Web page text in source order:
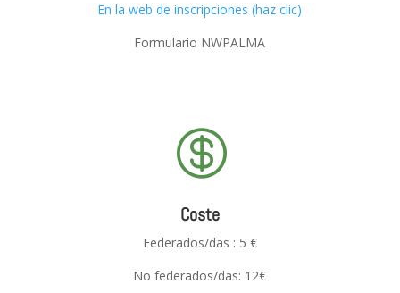
En la web de inscripciones (haz clic)
Formulario NWPALMA

Coste
Federados/das : 5 €
No federados/das: 12€